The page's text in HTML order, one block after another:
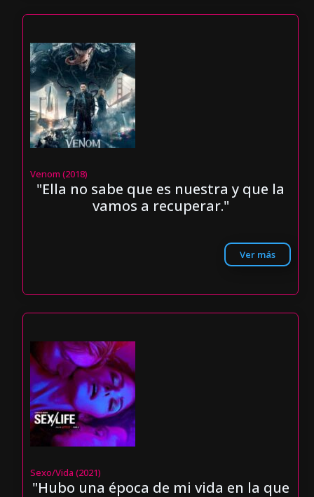
Venom (2018)
"Ella no sabe que es nuestra y que la
vamos a recuperar."
Ver más
Sexo/Vida (2021)
"Hubo una época de mi vida en la que